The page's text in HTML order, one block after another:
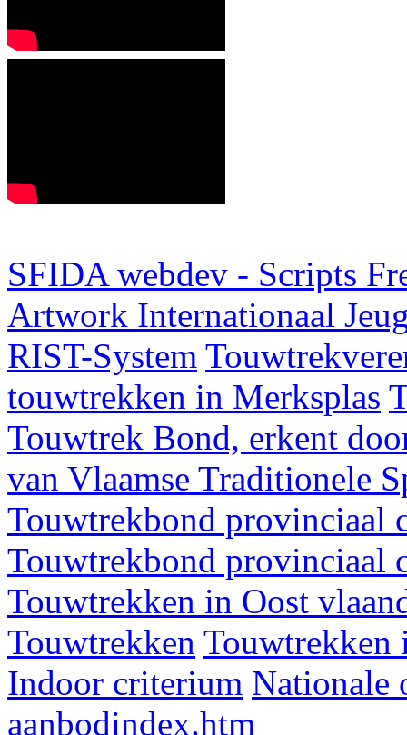
SFIDA webdev - Scripts
Artwork Internationaal
RIST-System
touwtrekken in Merksplas
Touwtrek Bond, erkent
van Vlaamse Traditionele
Touwtrekbond provinciaal
Touwtrekbond provinciaal
Touwtrekken in Oost
Touwtrekken Touwtrekken
Indoor criterium Nationale
aanbodindex.htm